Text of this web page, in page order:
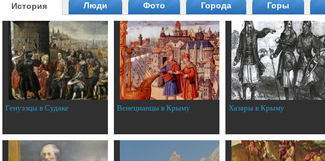
История Люди Фото Города Горы
Генуэзцы в Судаке Венецианцы в Крыму Хазары в Крыму